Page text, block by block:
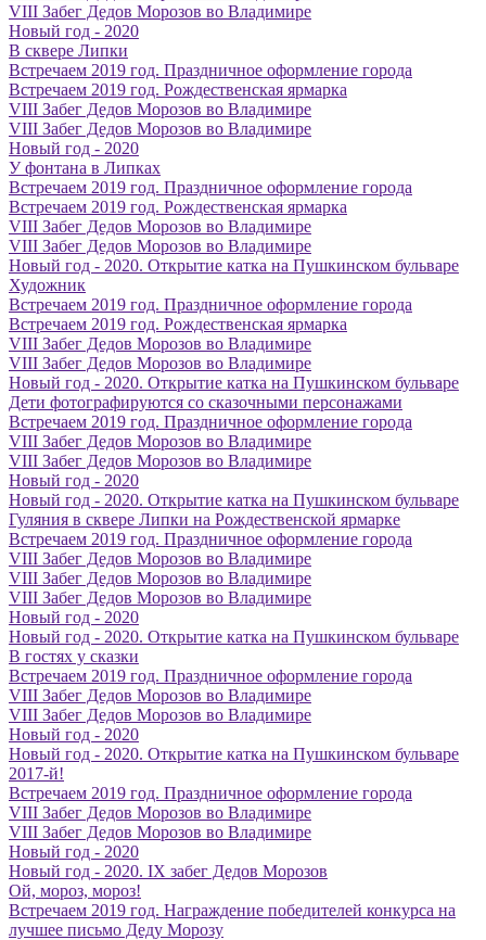
VIII Забег Дедов Морозов во Владимире
Новый год - 2020
В сквере Липки
Встречаем 2019 год. Праздничное оформление города
Встречаем 2019 год. Рождественская ярмарка
VIII Забег Дедов Морозов во Владимире
VIII Забег Дедов Морозов во Владимире
Новый год - 2020
У фонтана в Липках
Встречаем 2019 год. Праздничное оформление города
Встречаем 2019 год. Рождественская ярмарка
VIII Забег Дедов Морозов во Владимире
VIII Забег Дедов Морозов во Владимире
Новый год - 2020. Открытие катка на Пушкинском бульваре
Художник
Встречаем 2019 год. Праздничное оформление города
Встречаем 2019 год. Рождественская ярмарка
VIII Забег Дедов Морозов во Владимире
VIII Забег Дедов Морозов во Владимире
Новый год - 2020. Открытие катка на Пушкинском бульваре
Дети фотографируются со сказочными персонажами
Встречаем 2019 год. Праздничное оформление города
VIII Забег Дедов Морозов во Владимире
VIII Забег Дедов Морозов во Владимире
Новый год - 2020
Новый год - 2020. Открытие катка на Пушкинском бульваре
Гуляния в сквере Липки на Рождественской ярмарке
Встречаем 2019 год. Праздничное оформление города
VIII Забег Дедов Морозов во Владимире
VIII Забег Дедов Морозов во Владимире
VIII Забег Дедов Морозов во Владимире
Новый год - 2020
Новый год - 2020. Открытие катка на Пушкинском бульваре
В гостях у сказки
Встречаем 2019 год. Праздничное оформление города
VIII Забег Дедов Морозов во Владимире
VIII Забег Дедов Морозов во Владимире
Новый год - 2020
Новый год - 2020. Открытие катка на Пушкинском бульваре
2017-й!
Встречаем 2019 год. Праздничное оформление города
VIII Забег Дедов Морозов во Владимире
VIII Забег Дедов Морозов во Владимире
Новый год - 2020
Новый год - 2020. IX забег Дедов Морозов
Ой, мороз, мороз!
Встречаем 2019 год. Награждение победителей конкурса на
лучшее письмо Деду Морозу